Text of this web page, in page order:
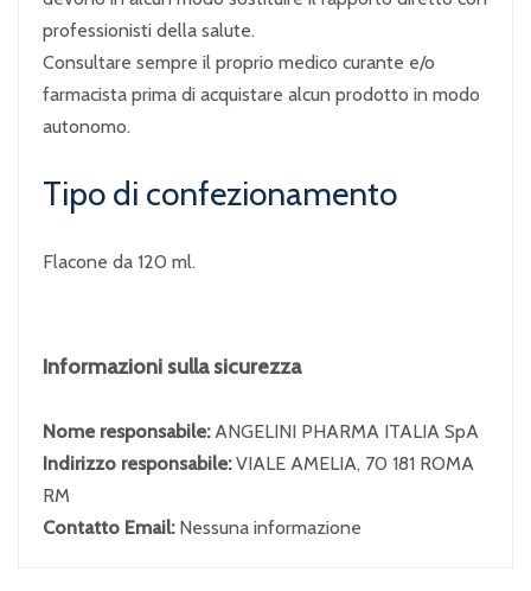
professionisti della salute.
Consultare sempre il proprio medico curante e/o
farmacista prima di acquistare alcun prodotto in modo
autonomo.
Tipo di confezionamento
Flacone da 120 ml.
Informazioni sulla sicurezza
Nome responsabile: ANGELINI PHARMA ITALIA SpA
Indirizzo responsabile:VIALE AMELIA, 70 181 ROMA
RM
Contatto Email: Nessuna informazione